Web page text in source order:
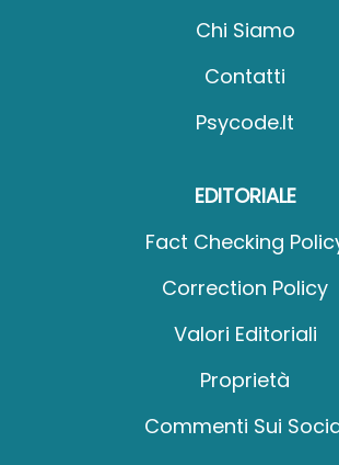
Chi Siamo
Contatti
Psycode.it
EDITORIALE
Fact Checking
Correction Policy
Valori Editoriali
Proprietà
Commenti Sui